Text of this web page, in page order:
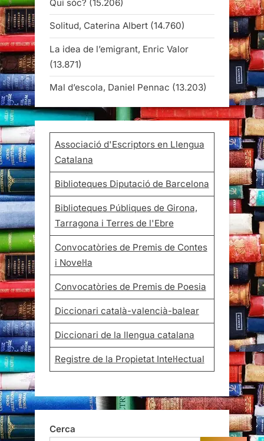
Qui sóc? (15.206)
Solitud, Caterina Albert (14.760)
La idea de l’emigrant, Enric Valor
(13.871)
Mal d’escola, Daniel Pennac (13.203)
Associació d'Escriptors en Llengua
Catalana
Biblioteques Diputació de Barcelona
Biblioteques Públiques de Girona,
Tarragona i Terres de l'Ebre
Convocatòries de Premis de Contes
i Novel·la
Convocatòries de Premis de Poesia
Diccionari català-valencià-balear
Diccionari de la llengua catalana
Registre de la Propietat Intel·lectual
Cerca